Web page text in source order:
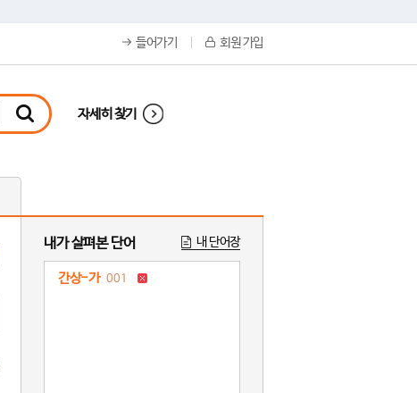
들어가기 회원 가입
자세히 찾기
내가 살펴본 단어 내 단어장
간상-가 001